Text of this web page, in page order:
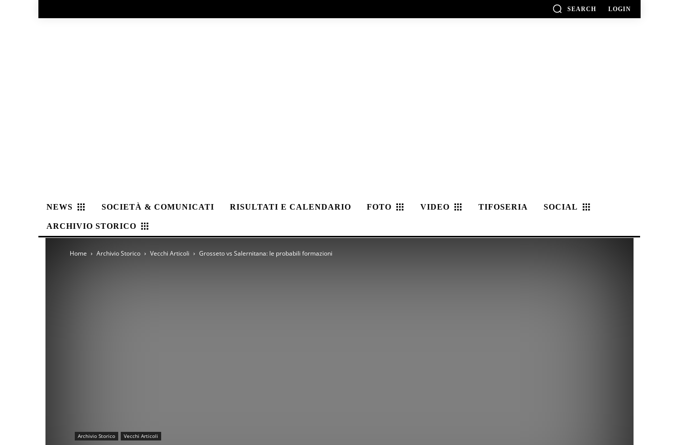
SEARCH LOGIN
NEWS SOCIETÀ & COMUNICATI RISULTATI E CALENDARIO FOTO VIDEO TIFOSERIA SOCIAL
ARCHIVIO STORICO
Home Archivio Storico Vecchi Articoli Grosseto vs Salernitana: le probabili formazioni
Archivio Storico Vecchi Articoli